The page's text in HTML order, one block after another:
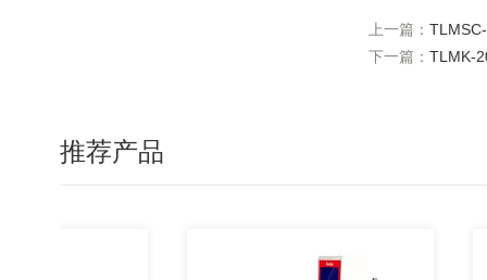
上一篇：
下一篇： TLMK-
推荐产品